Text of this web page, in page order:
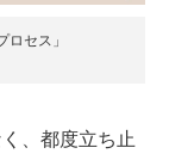
セス」
、都度立ち止